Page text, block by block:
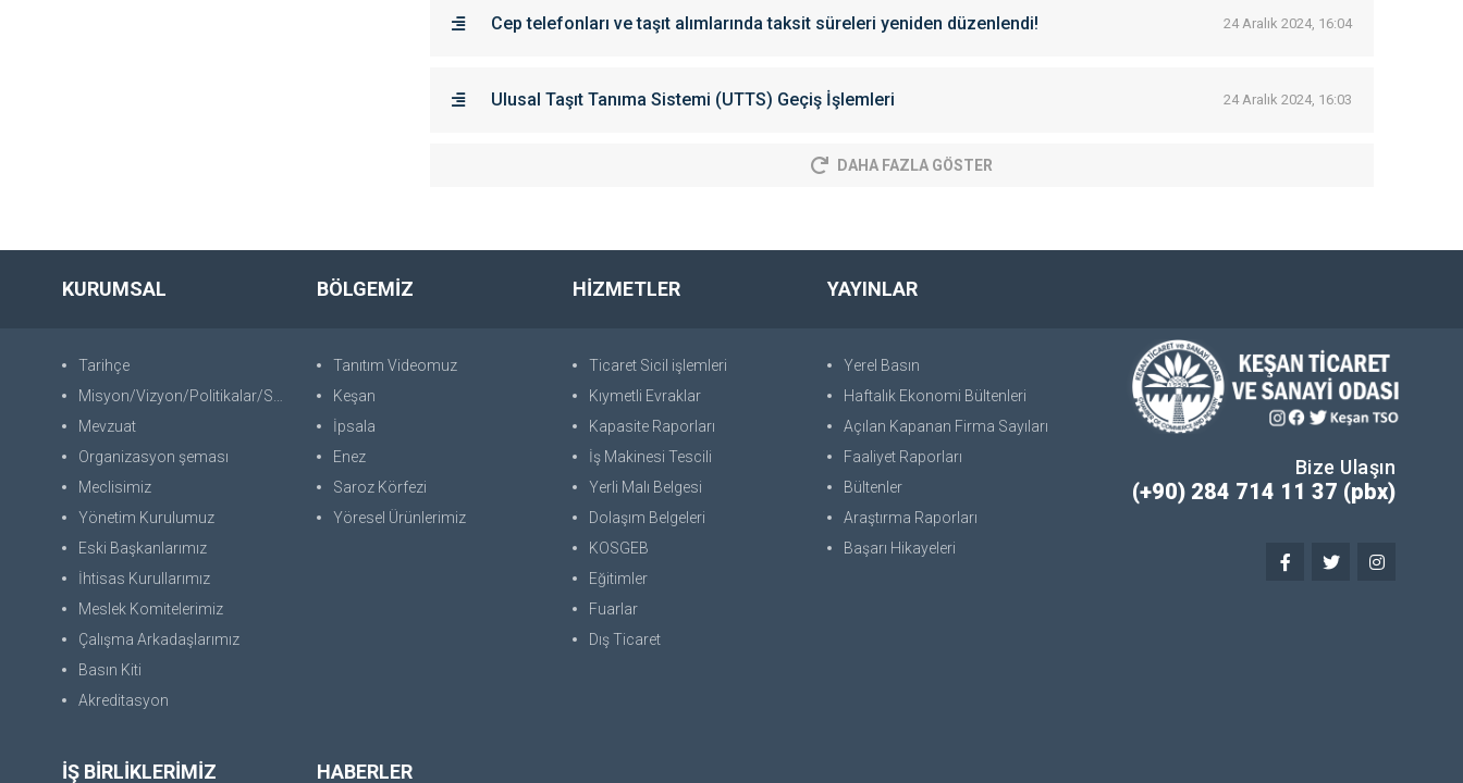
Cep telefonları ve taşıt alımlarında taksit süreleri yeniden düzenlendi! 24 Aralık 2024, 16:04
Ulusal Taşıt Tanıma Sistemi (UTTS) Geçiş İşlemleri 24 Aralık 2024, 16:03
DAHA FAZLA GÖSTER
KURUMSAL
Tarihçe
Misyon/Vizyon/Politikalar/SWOT
Mevzuat
Organizasyon şeması
Meclisimiz
Yönetim Kurulumuz
Eski Başkanlarımız
İhtisas Kurullarımız
Meslek Komitelerimiz
Çalışma Arkadaşlarımız
Basın Kiti
Akreditasyon
BÖLGEMİZ
Tanıtım Videomuz
Keşan
İpsala
Enez
Saroz Körfezi
Yöresel Ürünlerimiz
HİZMETLER
Ticaret Sicil işlemleri
Kıymetli Evraklar
Kapasite Raporları
İş Makinesi Tescili
Yerli Malı Belgesi
Dolaşım Belgeleri
KOSGEB
Eğitimler
Fuarlar
Dış Ticaret
YAYINLAR
Yerel Basın
Haftalık Ekonomi Bültenleri
Açılan Kapanan Firma Sayıları
Faaliyet Raporları
Bültenler
Araştırma Raporları
Başarı Hikayeleri
İŞ BİRLİKLERİMİZ HABERLER
Bize Ulaşın
(+90) 284 714 11 37 (pbx)